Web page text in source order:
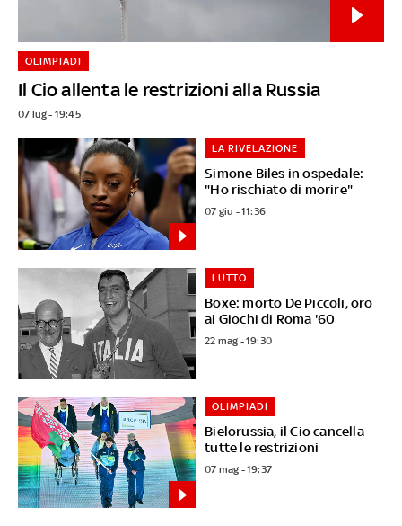
Il Cio allenta le restrizioni alla Russia
OLIMPIADI
07 lug - 19:45
Simone Biles in ospedale:
"Ho rischiato di morire"
LA RIVELAZIONE
07 giu - 11:36
Boxe: morto De Piccoli, oro
ai Giochi di Roma '60
LUTTO
22 mag - 19:30
Bielorussia, il Cio cancella
tutte le restrizioni
OLIMPIADI
07 mag - 19:37